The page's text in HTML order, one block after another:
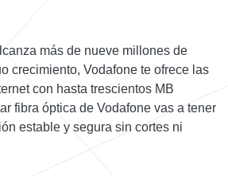
más de nueve millones de
crecimiento, Vodafone te ofrece las
con hasta trescientos MB
fibra óptica de Vodafone vas a tener
estable y segura sin cortes ni